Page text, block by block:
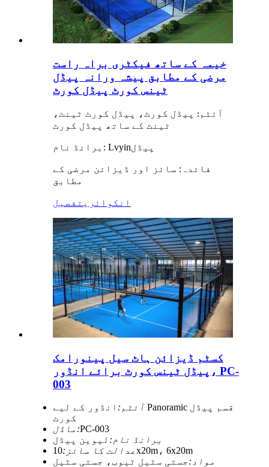
خیمہ کے ساتھ فیکٹری براہ راست
مرضی کے مطابق پیشہ ورانہ پیڈل
ٹینس کورٹ پیڈل کورٹ
آئٹم: پیڈل کورٹ، پیڈل کورٹ ٹینٹ،
ٹینٹ کے ساتھ پیڈل کورٹ
برانڈ نام: Lvyinپیڈل
فائدہ : سائز اور ڈیزائن مرضی کے
مطابق
انکوائری تفصیل
کسٹم ڈیزائن ہاٹ سیل پینورامک
پیڈل ٹینس کورٹ برائے انڈور، PC-
003
آئٹم: انڈور کے لیے Panoramic قسم پیڈل
کورٹ
ماڈل:PC-003
برانڈ نام: لیوین پیڈل
عدالت کا سائز:10x20m، 6x20m
مواد:جستی سٹیل ٹیوب، جستی سٹیل